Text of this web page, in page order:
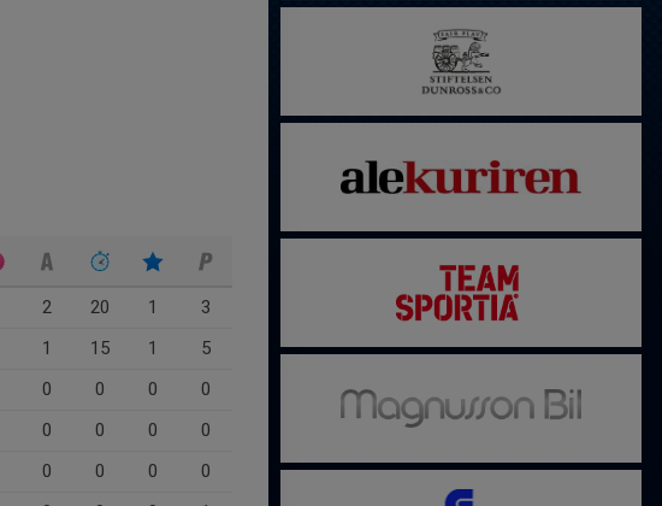
2 20 1
3
1 15 1
5
0 0 0
0
0 0 0
0
0 0 0
0